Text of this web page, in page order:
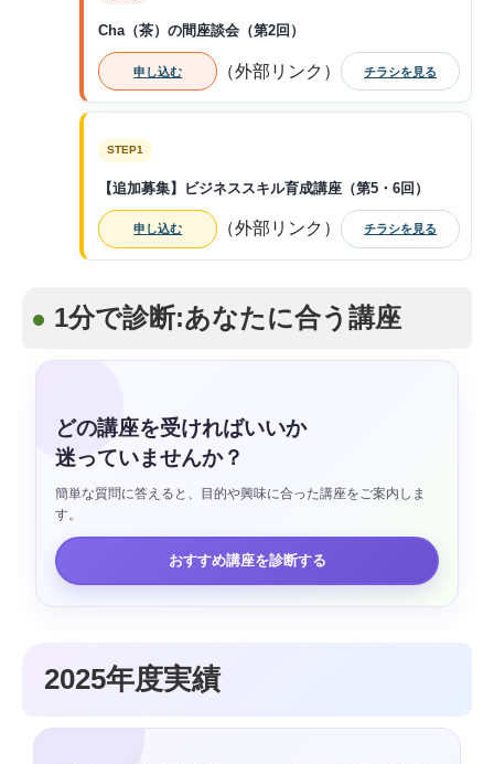
Cha（茶）の間座談会（第2回）
申し込む （外部リンク） チラシを見る
STEP1
【追加募集】ビジネススキル育成講座（第5・6回）
申し込む （外部リンク） チラシを見る
1分で診断:あなたに合う講座
どの講座を受ければいいか
迷っていませんか？
簡単な質問に答えると、目的や興味に合った講座をご案内しま
す。
おすすめ講座を診断する
2025年度実績